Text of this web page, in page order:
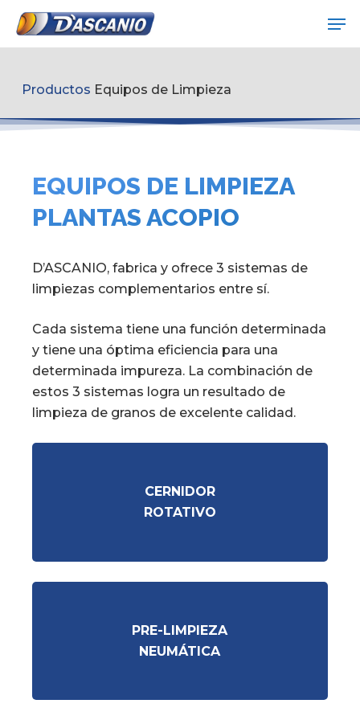
Skip
main
Productos Equipos de Limpieza
EQUIPOS DE LIMPIEZA
PLANTAS ACOPIO
D’ASCANIO, fabrica y ofrece 3 sistemas de
limpiezas complementarios entre sí.
Cada sistema tiene una función determinada
y tiene una óptima eficiencia para una
determinada impureza. La combinación de
estos 3 sistemas logra un resultado de
limpieza de granos de excelente calidad.
CERNIDOR
ROTATIVO
PRE-LIMPIEZA
NEUMÁTICA
Close